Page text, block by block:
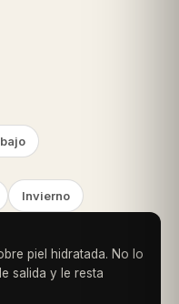
Invierno
piel hidratada. No lo
salida y le resta